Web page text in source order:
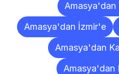
Amasya'dan İzmir'e
Amasya'dan
Amasya'dan